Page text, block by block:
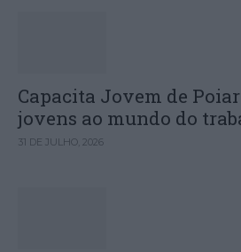
Capacita Jovem de
jovens ao mundo do
31 DE JULHO, 2026